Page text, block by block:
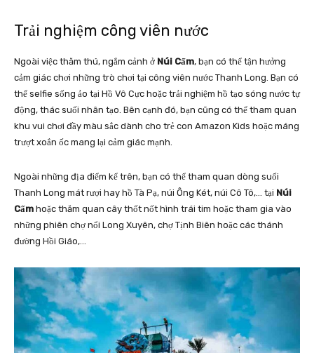
Trải nghiệm công viên nước
Ngoài việc thăm thú, ngắm cảnh ở Núi Cấm, bạn có thể tận hưởng
cảm giác chơi những trò chơi tại công viên nước Thanh Long. Bạn có
thể selfie sống ảo tại Hồ Vô Cực hoặc trải nghiệm hồ tạo sóng nước tự
động, thác suối nhân tạo. Bên cạnh đó, bạn cũng có thể tham quan
khu vui chơi đầy màu sắc dành cho trẻ con Amazon Kids hoặc máng
trượt xoắn ốc mang lại cảm giác mạnh.
Ngoài những địa điểm kể trên, bạn có thể tham quan dòng suối
Thanh Long mát rượi hay hồ Tà Pạ, núi Ông Két, núi Cô Tô,… tại Núi
Cấm hoặc thăm quan cây thốt nốt hình trái tim hoặc tham gia vào
những phiên chợ nổi Long Xuyên, chợ Tịnh Biên hoặc các thánh
đường Hồi Giáo,…